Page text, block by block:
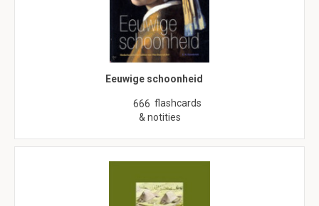
Eeuwige schoonheid
666 flashcards
& notities